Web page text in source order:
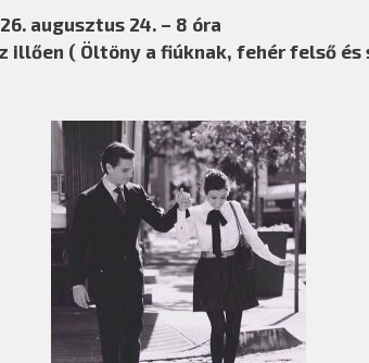
augusztus 24. – 8 óra
illően ( Öltöny a fiúknak, fehér felső és